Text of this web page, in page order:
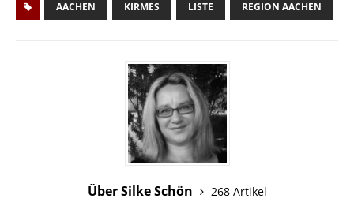
AACHEN KIRMES LISTE REGION AACHEN
Über Silke Schön
268 Artikel